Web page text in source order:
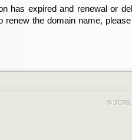
has expired and renewal or
renew the domain name,
abgelaufen und die
der Registrant sind und
Sie bitte Ihren Service-
© 2026